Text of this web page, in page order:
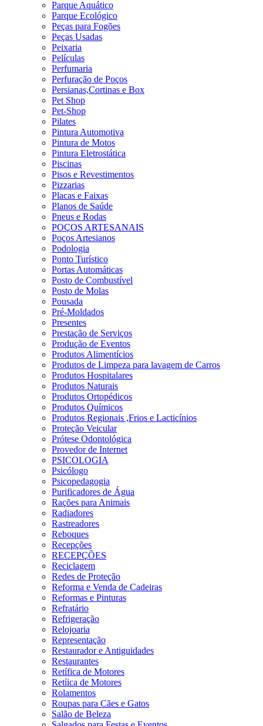
Parque Aquático
Parque Ecológico
Peças para Fogões
Peças Usadas
Peixaria
Películas
Perfumaria
Perfuração de Poços
Persianas,Cortinas e Box
Pet Shop
Pet-Shop
Pilates
Pintura Automotiva
Pintura de Motos
Pintura Eletrostática
Piscinas
Pisos e Revestimentos
Pizzarias
Placas e Faixas
Planos de Saúde
Pneus e Rodas
POÇOS ARTESANAIS
Poços Artesianos
Podologia
Ponto Turístico
Portas Automáticas
Posto de Combustível
Posto de Molas
Pousada
Pré-Moldados
Presentes
Prestação de Serviços
Produção de Eventos
Produtos Alimentícios
Produtos de Limpeza para lavagem de Carros
Produtos Hospitalares
Produtos Naturais
Produtos Ortopédicos
Produtos Químicos
Produtos Regionais ,Frios e Lacticínios
Proteção Veicular
Prótese Odontológica
Provedor de Internet
PSICOLOGIA
Psicólogo
Psicopedagogia
Purificadores de Água
Rações para Animais
Radiadores
Rastreadores
Reboques
Recepções
RECEPÇÕES
Reciclagem
Redes de Proteção
Reforma e Venda de Cadeiras
Reformas e Pinturas
Refratário
Refrigeração
Relojoaria
Representação
Restaurador e Antiguidades
Restaurantes
Retífica de Motores
Retíica de Motores
Rolamentos
Roupas para Cães e Gatos
Salão de Beleza